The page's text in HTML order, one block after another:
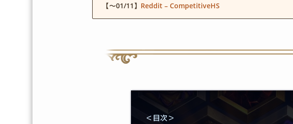
【～01/11】 Reddit – CompetitiveHS
＜目次＞